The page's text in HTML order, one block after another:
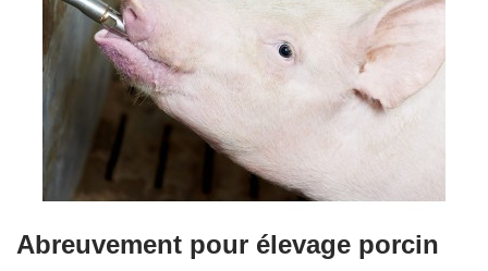
Abreuvement pour élevage porcin